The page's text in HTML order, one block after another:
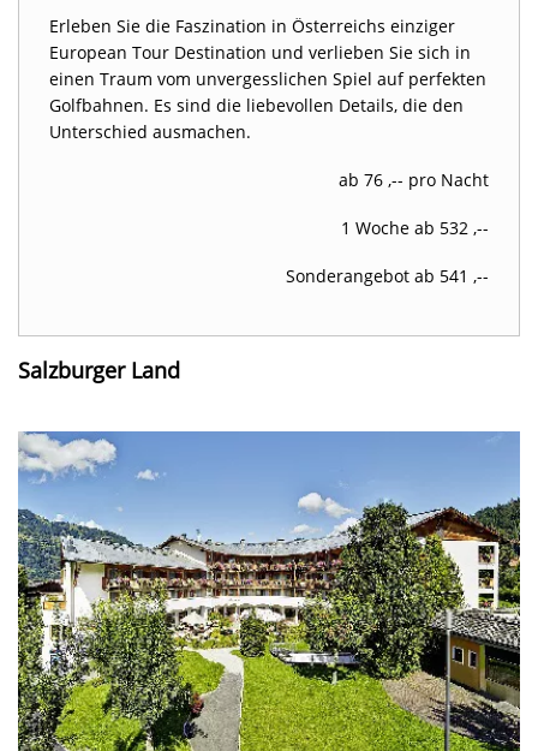
Erleben Sie die Faszination in Österreichs einziger
European Tour Destination und verlieben Sie sich in
einen Traum vom unvergesslichen Spiel auf perfekten
Golfbahnen. Es sind die liebevollen Details, die den
Unterschied ausmachen.
ab 76 ,-- pro Nacht
1 Woche ab 532 ,--
Sonderangebot ab 541 ,--
Salzburger Land